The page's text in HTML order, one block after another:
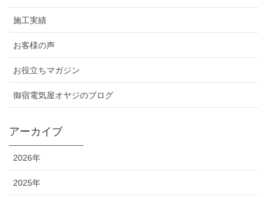
施工実績
お客様の声
お役立ちマガジン
御宿電気屋オヤジのブログ
アーカイブ
2026年
2025年